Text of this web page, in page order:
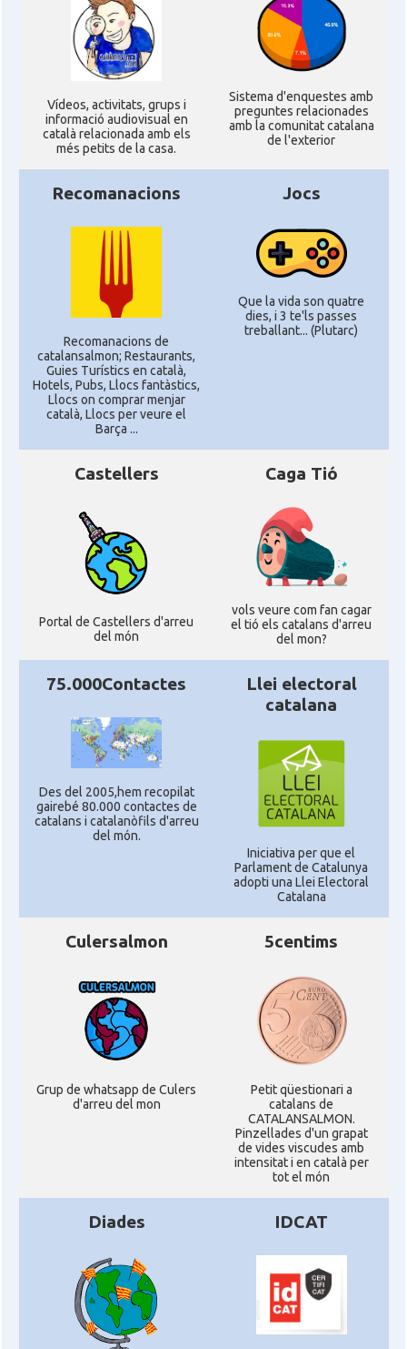
Ví­deos, activitats, grups i
informació audiovisual en
català relacionada amb els
més petits de la casa.
Sistema d'enquestes amb
preguntes relacionades
amb la comunitat catalana
de l'exterior
Recomanacions
Recomanacions de
catalansalmon; Restaurants,
Guies Turístics en català,
Hotels, Pubs, Llocs fantàstics,
Llocs on comprar menjar
català, Llocs per veure el
Barça ...
Jocs
Que la vida son quatre
dies, i 3 te'ls passes
treballant... (Plutarc)
Castellers
Portal de Castellers d'arreu
del món
Caga Tió
vols veure com fan cagar
el tió els catalans d'arreu
del mon?
75.000Contactes
Des del 2005,hem recopilat
gairebé 80.000 contactes de
catalans i catalanòfils d'arreu
del món.
Llei electoral
catalana
Iniciativa per que el
Parlament de Catalunya
adopti una Llei Electoral
Catalana
Culersalmon
Grup de whatsapp de Culers
d'arreu del mon
5centims
Petit qüestionari a
catalans de
CATALANSALMON.
Pinzellades d'un grapat
de vides viscudes amb
intensitat i en català per
tot el món
Diades IDCAT